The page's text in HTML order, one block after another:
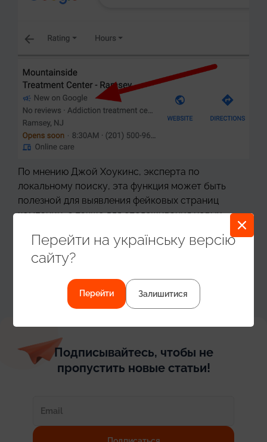
По мнению Джой Хоукинс, эксперта по
локальному поиску, эта функция может быть
полезной для выявления фейковых страниц
компании, а также для отслеживания новых
ПОДЕЛИТЬСЯ:
Подписывайтесь, чтобы не
пропустить новые статьи!
Перейти на українську версію
сайту?
Перейти Залишитися